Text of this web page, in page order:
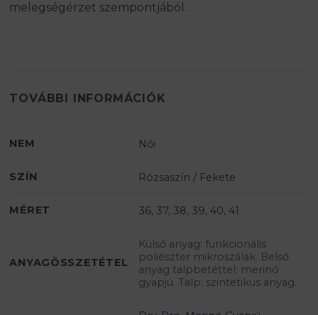
melegségérzet szempontjából.
TOVÁBBI INFORMÁCIÓK
NEM Női
SZÍN Rózsaszín / Fekete
MÉRET 36, 37, 38, 39, 40, 41
ANYAGÖSSZETÉTEL
Külső anyag: funkcionális
poliészter mikroszálak. Belső
anyag talpbetéttel: merinó
gyapjú. Talp: szintetikus anyag.